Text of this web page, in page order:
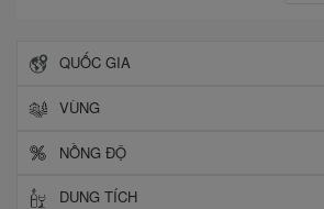
QUỐC GIA
VÙNG
NỒNG ĐỘ
DUNG TÍCH